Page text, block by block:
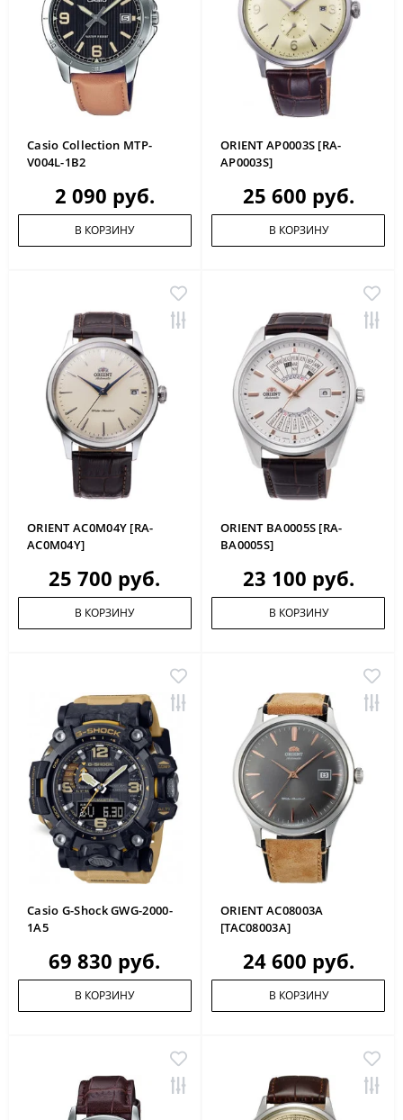
Casio Collection MTP-
V004L-1B2
2 090 руб.
В КОРЗИНУ
ORIENT AP0003S [RA-
AP0003S]
25 600 руб.
В КОРЗИНУ
ORIENT AC0M04Y [RA-
AC0M04Y]
25 700 руб.
В КОРЗИНУ
ORIENT BA0005S [RA-
BA0005S]
23 100 руб.
В КОРЗИНУ
Casio G-Shock GWG-2000-
1A5
69 830 руб.
В КОРЗИНУ
ORIENT AC08003A
[TAC08003A]
24 600 руб.
В КОРЗИНУ